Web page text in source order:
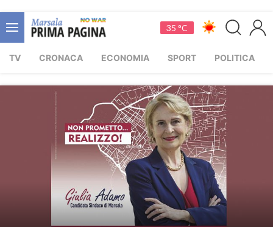
35 °C
TV CRONACA ECONOMIA SPORT POLITICA